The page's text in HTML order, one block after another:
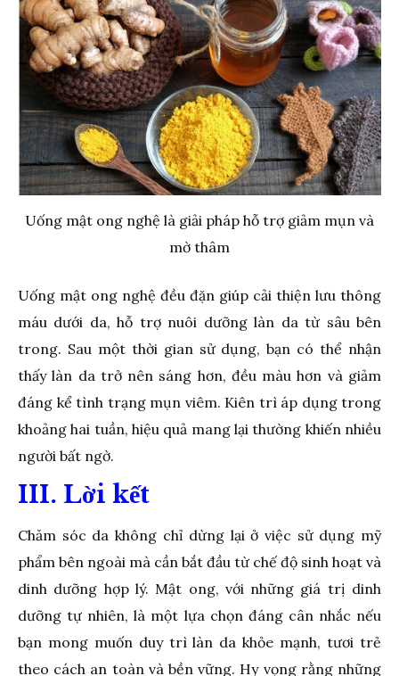
Uống mật ong nghệ là giải pháp hỗ trợ giảm mụn và
mờ thâm
Uống mật ong nghệ đều đặn giúp cải thiện lưu thông
máu dưới da, hỗ trợ nuôi dưỡng làn da từ sâu bên
trong. Sau một thời gian sử dụng, bạn có thể nhận
thấy làn da trở nên sáng hơn, đều màu hơn và giảm
đáng kể tình trạng mụn viêm. Kiên trì áp dụng trong
khoảng hai tuần, hiệu quả mang lại thường khiến nhiều
người bất ngờ.
III. Lời kết
Chăm sóc da không chỉ dừng lại ở việc sử dụng mỹ
phẩm bên ngoài mà cần bắt đầu từ chế độ sinh hoạt và
dinh dưỡng hợp lý. Mật ong, với những giá trị dinh
dưỡng tự nhiên, là một lựa chọn đáng cân nhắc nếu
bạn mong muốn duy trì làn da khỏe mạnh, tươi trẻ
theo cách an toàn và bền vững. Hy vọng rằng những